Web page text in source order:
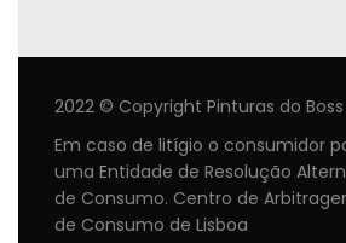
2022 © Copyright Pinturas do Boss
Em caso de litígio o consumidor
uma Entidade de Resolução
de Consumo. Centro de
de Consumo de Lisboa